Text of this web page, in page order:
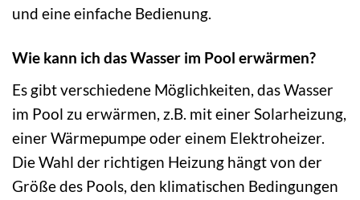
und eine einfache Bedienung.
Wie kann ich das Wasser im Pool erwärmen?
Es gibt verschiedene Möglichkeiten, das Wasser
im Pool zu erwärmen, z.B. mit einer Solarheizung,
einer Wärmepumpe oder einem Elektroheizer.
Die Wahl der richtigen Heizung hängt von der
Größe des Pools, den klimatischen Bedingungen